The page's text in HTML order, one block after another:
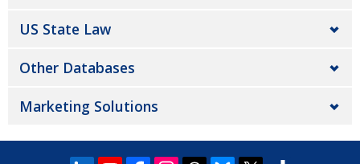
US State Law
Other Databases
Marketing Solutions